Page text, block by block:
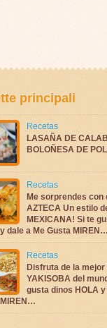
principali
Recetas
LASAÑA DE
BOLOÑESA DE
Recetas
Me sorprendes con
AZTECA Un estilo
MEXICANA! Si te
dale a Me Gusta MIREN…
Recetas
Disfruta de la mejor
YAKISOBA del
gusta dinos HOLA y